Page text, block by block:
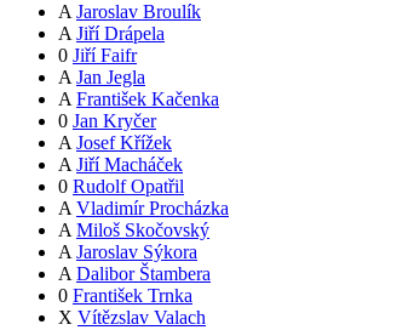
A Jaroslav Broulík
A Jiří Drápela
0 Jiří Faifr
A Jan Jegla
A František Kačenka
0 Jan Kryčer
A Josef Křížek
A Jiří Macháček
0 Rudolf Opatřil
A Vladimír Procházka
A Miloš Skočovský
A Jaroslav Sýkora
A Dalibor Štambera
0 František Trnka
X Vítězslav Valach